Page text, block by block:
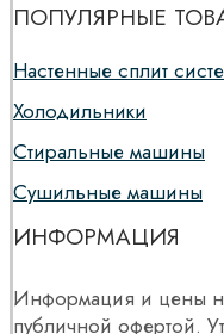
ПОПУЛЯРНЫЕ
Настенные сплит
Холодильники
Стиральные машины
Сушильные машины
ИНФОРМАЦИЯ
Информация и цены
публичной офертой.